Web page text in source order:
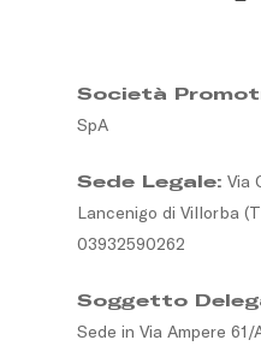
Società
SpA
Sede Legale: Via
Lancenigo di Villorba
03932590262
Soggetto
Sede in Via Ampere 61/